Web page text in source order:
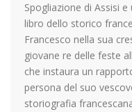
Spogliazione di Assisi
libro dello storico
Francesco nella sua
giovane re delle feste
che instaura un
persona del suo
storiografia